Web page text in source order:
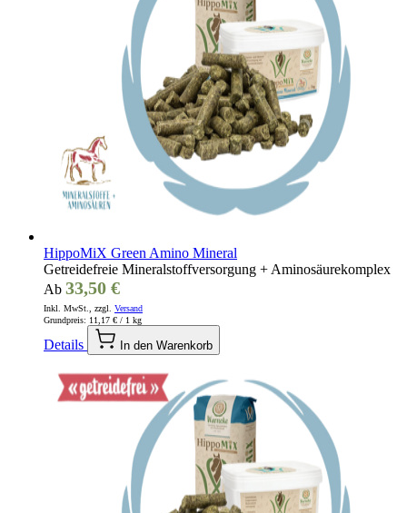
HippoMiX Green Amino Mineral
Getreidefreie Mineralstoffversorgung + Aminosäurekomplex
Ab 33,50 €
Inkl. MwSt., zzgl. Versand
Grundpreis: 11,17 € / 1 kg
Details In den Warenkorb